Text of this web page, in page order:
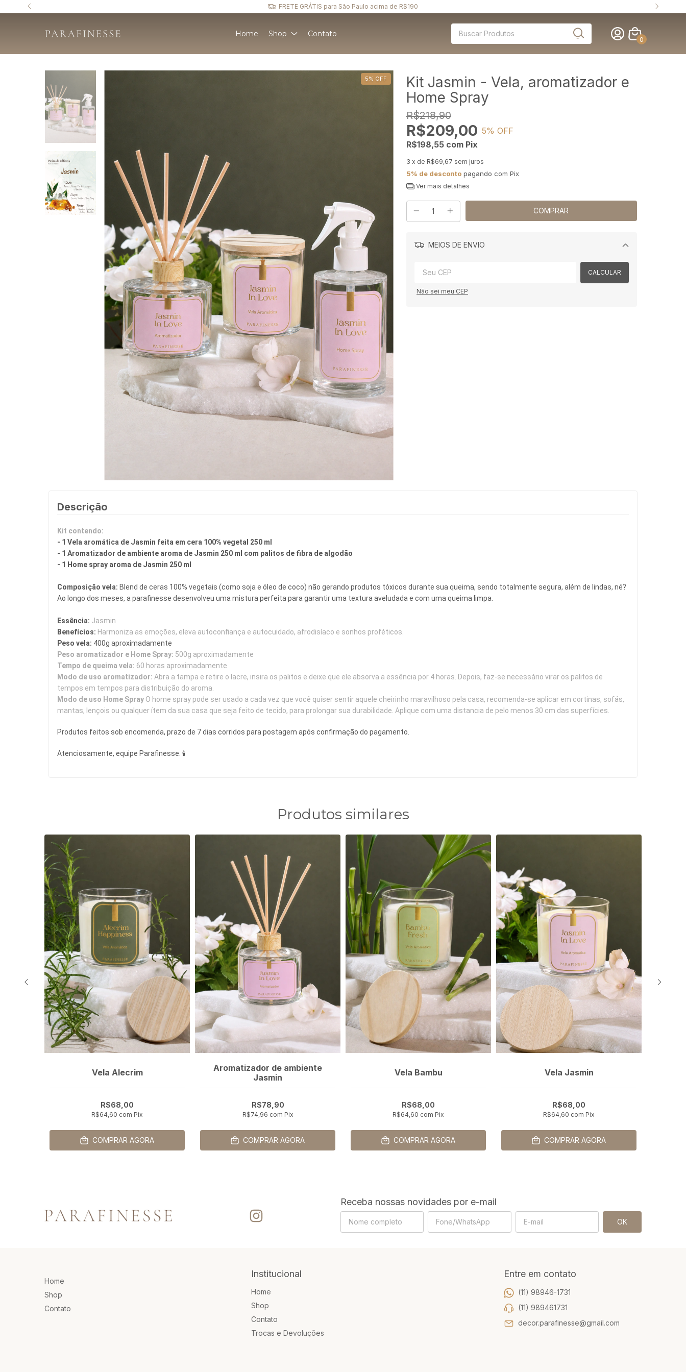
FRETE GRÁTIS para São Paulo acima de R$190
Home Shop Contato
0
5% OFF
Kit Jasmin - Vela, aromatizador e
Home Spray
R$218,90
R$209,00 5% OFF
R$198,55 com Pix
3 x de R$69,67 sem juros
5% de desconto pagando com Pix
Ver mais detalhes
MEIOS DE ENVIO
Alterar CEP
CALCULAR
Não sei meu CEP
Descrição
Kit contendo:
- 1 Vela aromática de Jasmin feita em cera 100% vegetal 250 ml
- 1 Aromatizador de ambiente aroma de Jasmin 250 ml com palitos de fibra de algodão
- 1 Home spray aroma de Jasmin 250 ml
Composição vela: Blend de ceras 100% vegetais (como soja e óleo de coco) não gerando produtos tóxicos durante sua queima, sendo totalmente segura, além de lindas, né?
Ao longo dos meses, a parafinesse desenvolveu uma mistura perfeita para garantir uma textura aveludada e com uma queima limpa.
Essência: Jasmin
Benefícios: Harmoniza as emoções, eleva autoconfiança e autocuidado, afrodisíaco e sonhos proféticos.
Peso vela: 400g aproximadamente
Peso aromatizador e Home Spray: 500g aproximadamente
Tempo de queima vela: 60 horas aproximadamente
Modo de uso aromatizador: Abra a tampa e retire o lacre, insira os palitos e deixe que ele absorva a essência por 4 horas. Depois, faz-se necessário virar os palitos de
tempos em tempos para distribuição do aroma.
Modo de uso Home Spray O home spray pode ser usado a cada vez que você quiser sentir aquele cheirinho maravilhoso pela casa, recomenda-se aplicar em cortinas, sofás,
mantas, lençois ou qualquer ítem da sua casa que seja feito de tecido, para prolongar sua durabilidade. Aplique com uma distancia de pelo menos 30 cm das superfícies.
Produtos feitos sob encomenda, prazo de 7 dias corridos para postagem após confirmação do pagamento.
Atenciosamente, equipe Parafinesse. 🕯
Produtos similares
Vela Alecrim
R$68,00
R$64,60 com Pix
COMPRAR AGORA
Aromatizador de ambiente
Jasmin
R$78,90
R$74,96 com Pix
COMPRAR AGORA
Vela Bambu
R$68,00
R$64,60 com Pix
COMPRAR AGORA
Vela Jasmin
R$68,00
R$64,60 com Pix
COMPRAR AGORA
Receba nossas novidades por e-mail
Home
Shop
Contato
Institucional
Home
Shop
Contato
Trocas e Devoluções
Entre em contato
(11) 98946-1731
(11) 989461731
decor.parafinesse@gmail.com